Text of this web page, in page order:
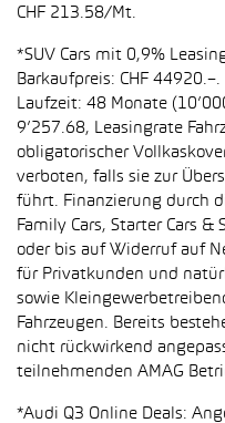
CHF 213.58/Mt.
*SUV Cars mit 0,9%
Barkaufpreis: CHF
Laufzeit: 48 Monate
9’257.68, Leasingrate
obligatorischer
verboten, falls sie zur
führt. Finanzierung durch
Family Cars, Starter Cars
oder bis auf Widerruf auf
für Privatkunden und
sowie
Fahrzeugen. Bereits
nicht rückwirkend
teilnehmenden AMAG
*Audi Q3 Online Deals: